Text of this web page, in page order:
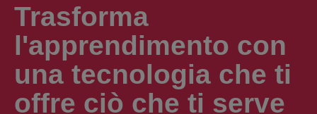
Trasforma
l'apprendimento con
una tecnologia che ti
offre ciò che ti serve